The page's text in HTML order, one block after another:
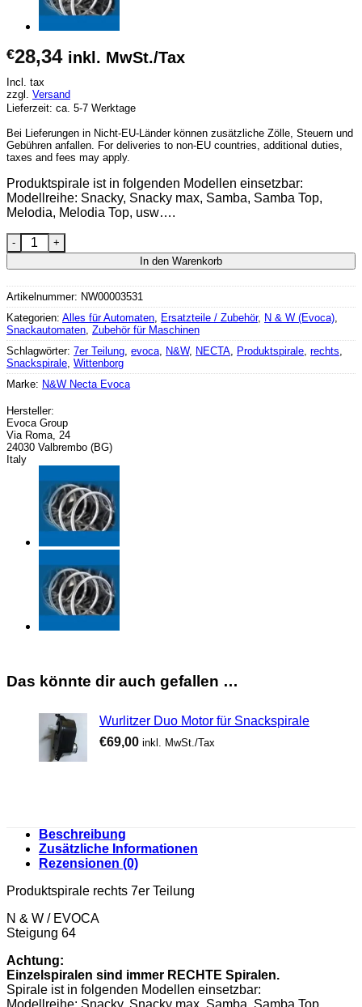
€28,34 inkl. MwSt./Tax
Incl. tax
zzgl. Versand
Lieferzeit: ca. 5-7 Werktage
Bei Lieferungen in Nicht-EU-Länder können zusätzliche Zölle, Steuern und
Gebühren anfallen. For deliveries to non-EU countries, additional duties,
taxes and fees may apply.
Produktspirale ist in folgenden Modellen einsetzbar:
Modellreihe: Snacky, Snacky max, Samba, Samba Top,
Melodia, Melodia Top, usw….
Evoca Produktspirale rechts 7er Teilung Menge
In den Warenkorb
Artikelnummer: NW00003531
Kategorien: Alles für Automaten Ersatzteile / Zubehör, N & W (Evoca)
Snackautomaten Zubehör für Maschinen
Schlagwörter: 7er Teilung evoca N&W, NECTA Produktspirale rechts
Snackspirale Wittenborg
Marke: N&W Necta Evoca
Hersteller:
Evoca Group
Via Roma, 24
24030 Valbrembo (BG)
Italy
Das könnte dir auch gefallen …
Wurlitzer Duo Motor für Snackspirale
€69,00 inkl. MwSt./Tax
Beschreibung
Zusätzliche Informationen
Rezensionen (0)
Produktspirale rechts 7er Teilung
N & W / EVOCA
Steigung 64
Achtung:
Einzelspiralen sind immer RECHTE Spiralen.
Spirale ist in folgenden Modellen einsetzbar: